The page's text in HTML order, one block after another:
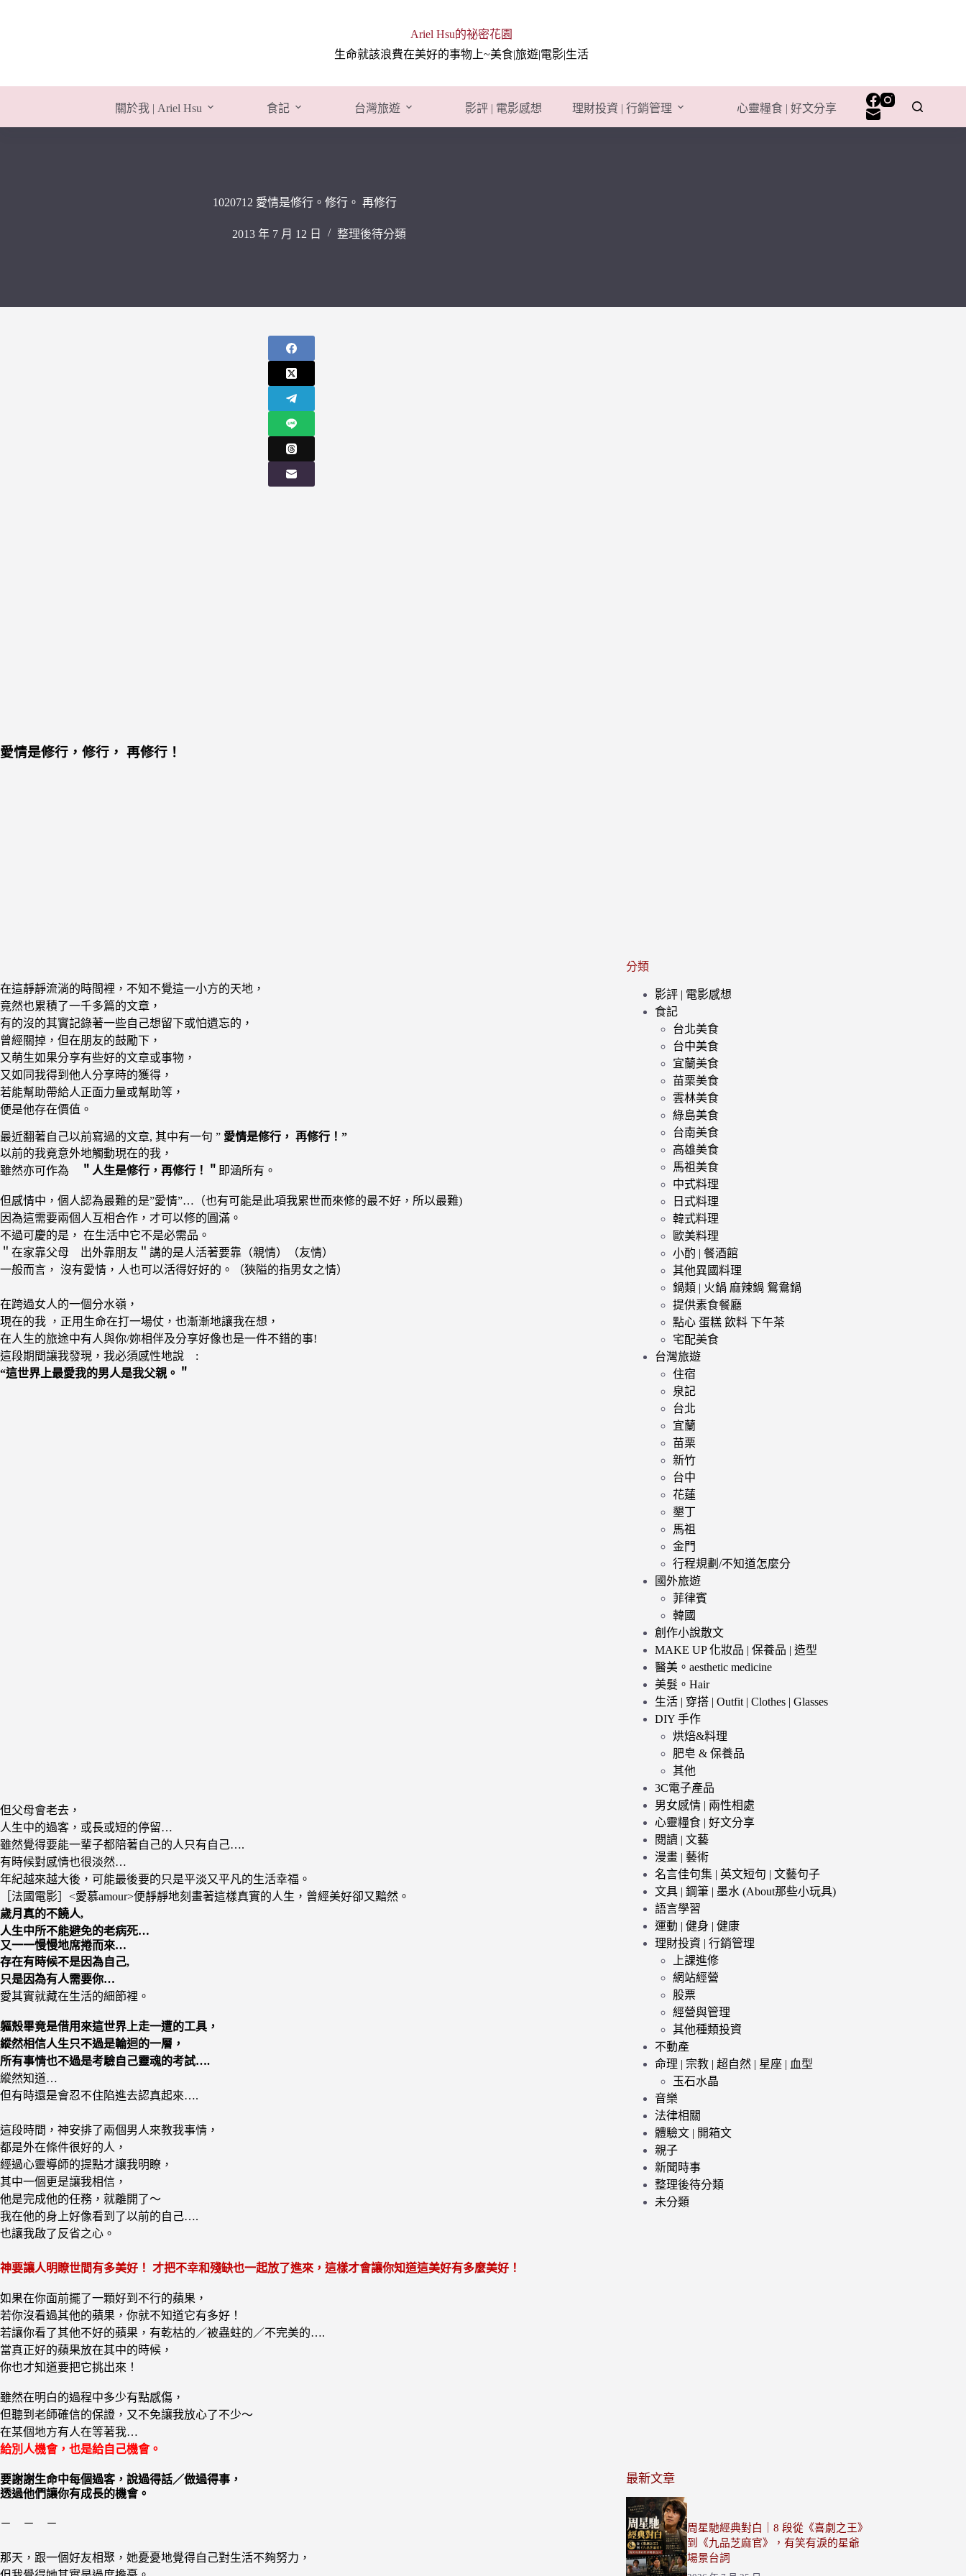
Ariel Hsu的祕密花園
生命就該浪費在美好的事物上~美食|旅遊|電影|生活
關於我 | Ariel Hsu 食記 台灣旅遊 影評 | 電影感想 理財投資 | 行銷管理 心靈糧食 | 好文分享
1020712 愛情是修行。修行。 再修行
2013 年 7 月 12 日 整理後待分類
愛情是修行，修行， 再修行！
在這靜靜流淌的時間裡，不知不覺這一小方的天地，
竟然也累積了一千多篇的文章，
有的沒的其實記錄著一些自己想留下或怕遺忘的，
曾經關掉，但在朋友的鼓勵下，
又萌生如果分享有些好的文章或事物，
又如同我得到他人分享時的獲得，
若能幫助帶給人正面力量或幫助等，
便是他存在價值。
最近翻著自己以前寫過的文章, 其中有一句 ” 愛情是修行， 再修行！”
以前的我竟意外地觸動現在的我，
雖然亦可作為 ＂人生是修行，再修行！＂ 即涵所有。
但感情中，個人認為最難的是”愛情”…（也有可能是此項我累世而來修的最不好，所以最難)
因為這需要兩個人互相合作，才可以修的圓滿。
不過可慶的是， 在生活中它不是必需品。
＂在家靠父母 出外靠朋友＂講的是人活著要靠（親情）（友情）
一般而言， 沒有愛情，人也可以活得好好的。（狹隘的指男女之情）
在跨過女人的一個分水嶺，
現在的我 ，正用生命在打一場仗，也漸漸地讓我在想，
在人生的旅途中有人與你/妳相伴及分享好像也是一件不錯的事!
這段期間讓我發現，我必須感性地說 :
“這世界上最愛我的男人是我父親。＂
但父母會老去，
人生中的過客，或長或短的停留…
雖然覺得要能一輩子都陪著自己的人只有自己….
有時候對感情也很淡然…
年紀越來越大後，可能最後要的只是平淡又平凡的生活幸福。
［法國電影］<愛慕amour>便靜靜地刻畫著這樣真實的人生，曾經美好卻又黯然。
歲月真的不饒人,
人生中所不能避免的老病死…
又一一慢慢地席捲而來…
存在有時候不是因為自己,
只是因為有人需要你…
愛其實就藏在生活的細節裡。
軀殼畢竟是借用來這世界上走一遭的工具，
縱然相信人生只不過是輪迴的一層，
所有事情也不過是考驗自己靈魂的考試….
縱然知道…
但有時還是會忍不住陷進去認真起來….
這段時間，神安排了兩個男人來教我事情，
都是外在條件很好的人，
經過心靈導師的提點才讓我明瞭，
其中一個更是讓我相信，
他是完成他的任務，就離開了～
我在他的身上好像看到了以前的自己….
也讓我啟了反省之心。
神要讓人明瞭世間有多美好！ 才把不幸和殘缺也一起放了進來，這樣才會讓你知道這美好有多麼美好！
如果在你面前擺了一顆好到不行的蘋果，
若你沒看過其他的蘋果，你就不知道它有多好！
若讓你看了其他不好的蘋果，有乾枯的／被蟲蛀的／不完美的….
當真正好的蘋果放在其中的時候，
你也才知道要把它挑出來！
雖然在明白的過程中多少有點感傷，
但聽到老師確信的保證，又不免讓我放心了不少～
在某個地方有人在等著我…
給別人機會，也是給自己機會。
要謝謝生命中每個過客，說過得話／做過得事，
透過他們讓你有成長的機會。
－ － －
那天，跟一個好友相聚，她憂憂地覺得自己對生活不夠努力，
分類
影評 | 電影感想
食記
台北美食
台中美食
宜蘭美食
苗栗美食
雲林美食
綠島美食
台南美食
高雄美食
馬祖美食
中式料理
日式料理
韓式料理
歐美料理
小酌 | 餐酒館
其他異國料理
鍋類 | 火鍋 麻辣鍋 鴛鴦鍋
提供素食餐廳
點心 蛋糕 飲料 下午茶
宅配美食
台灣旅遊
住宿
泉記
台北
宜蘭
苗栗
新竹
台中
花蓮
墾丁
馬祖
金門
行程規劃/不知道怎麼分
國外旅遊
菲律賓
韓國
創作小說散文
MAKE UP 化妝品 | 保養品 | 造型
醫美。aesthetic medicine
美髮。Hair
生活 | 穿搭 | Outfit | Clothes | Glasses
DIY 手作
烘焙&料理
肥皂 & 保養品
其他
3C電子產品
男女感情 | 兩性相處
心靈糧食 | 好文分享
閱讀 | 文藝
漫畫 | 藝術
名言佳句集 | 英文短句 | 文藝句子
文具 | 鋼筆 | 墨水 (About那些小玩具)
語言學習
運動 | 健身 | 健康
理財投資 | 行銷管理
上課進修
網站經營
股票
經營與管理
其他種類投資
不動產
命理 | 宗教 | 超自然 | 星座 | 血型
玉石水晶
音樂
法律相關
體驗文 | 開箱文
親子
新聞時事
整理後待分類
未分類
最新文章
周星馳經典對白｜8 段從《喜劇之王》
到《九品芝麻官》，有笑有淚的星爺
場景台詞